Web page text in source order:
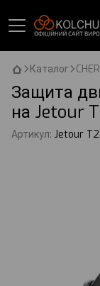
Каталог
Защита
на Jetour
Артикул: Jetour